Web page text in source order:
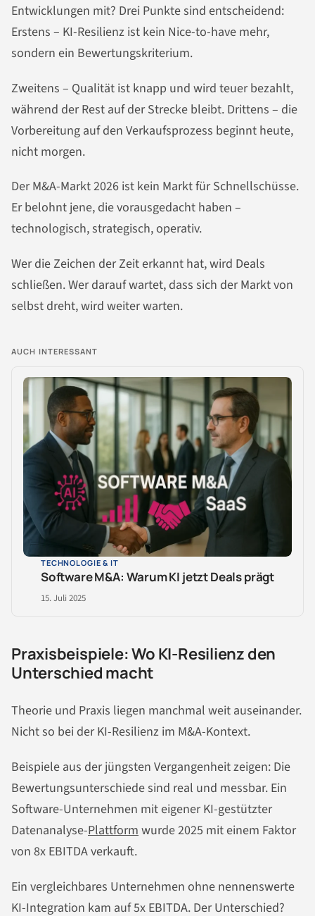
Entwicklungen mit? Drei Punkte sind entscheidend:
Erstens – KI-Resilienz ist kein Nice-to-have mehr,
sondern ein Bewertungskriterium.
Zweitens – Qualität ist knapp und wird teuer bezahlt,
während der Rest auf der Strecke bleibt. Drittens – die
Vorbereitung auf den Verkaufsprozess beginnt heute,
nicht morgen.
Der M&A-Markt 2026 ist kein Markt für Schnellschüsse.
Er belohnt jene, die vorausgedacht haben –
technologisch, strategisch, operativ.
Wer die Zeichen der Zeit erkannt hat, wird Deals
schließen. Wer darauf wartet, dass sich der Markt von
selbst dreht, wird weiter warten.
AUCH INTERESSANT
TECHNOLOGIE & IT
Software M&A: Warum KI jetzt Deals prägt
15. Juli 2025
Praxisbeispiele: Wo KI-Resilienz den
Unterschied macht
Theorie und Praxis liegen manchmal weit auseinander.
Nicht so bei der KI-Resilienz im M&A-Kontext.
Beispiele aus der jüngsten Vergangenheit zeigen: Die
Bewertungsunterschiede sind real und messbar. Ein
Software-Unternehmen mit eigener KI-gestützter
Datenanalyse-Plattform wurde 2025 mit einem Faktor
von 8x EBITDA verkauft.
Ein vergleichbares Unternehmen ohne nennenswerte
KI-Integration kam auf 5x EBITDA. Der Unterschied?